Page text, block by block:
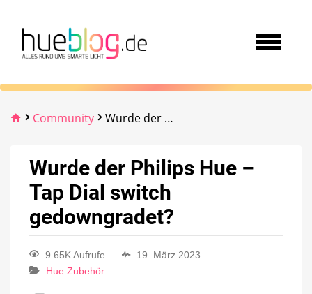
Community Wurde der Philips Hue – Tap Dial switch gedowngradet?
Wurde der Philips Hue –
Tap Dial switch
gedowngradet?
9.65K Aufrufe
19. März 2023
Hue Zubehör